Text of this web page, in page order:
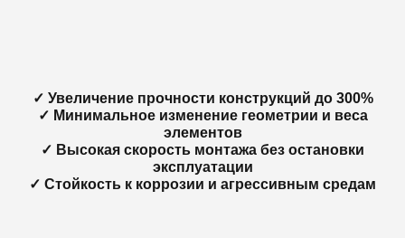
✓ Увеличение прочности конструкций до 300%
✓ Минимальное изменение геометрии и веса
элементов
✓ Высокая скорость монтажа без остановки
эксплуатации
✓ Стойкость к коррозии и агрессивным средам